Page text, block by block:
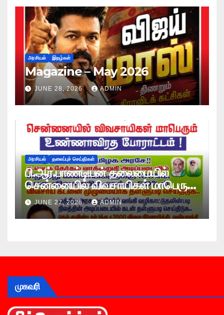
அரசியல் இதழ்கள்
Magazine – May 2026
JUNE 28, 2026 ADMIN
அரசியல் தலைப்புச் செய்திகள்
பி.ஆர்.பாண்டியன் தலைமையில்
சென்னையில் விவசாயிகள் மாபெரும்
உண்ணாவிரத போராட்டம் !
JUNE 27, 2026 ADMIN
முகவரி